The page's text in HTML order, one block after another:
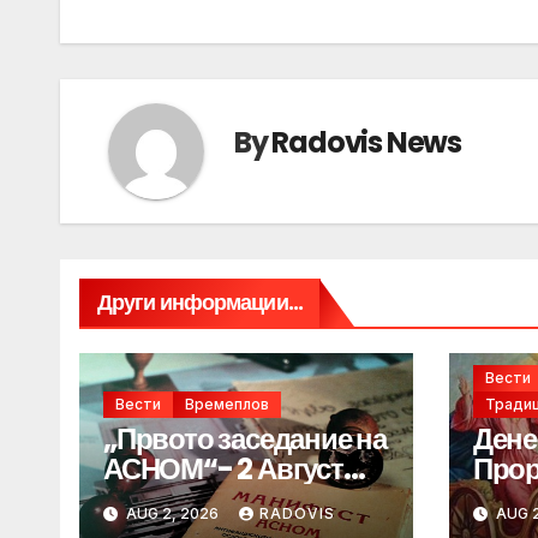
ByRadovis News
Други информации...
Вести Времеплов
„Првото заседание на
АСНОМ“- 2 Август
1944 год.
AUG 2, 2026 RADOVIS
Вести
AUG